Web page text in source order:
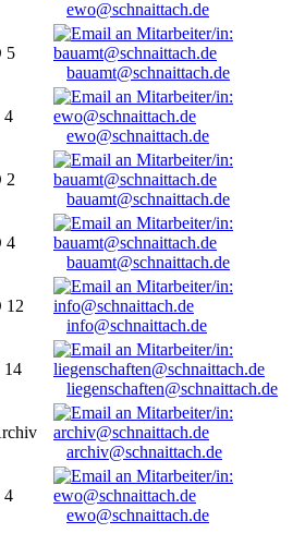
ewo@schnaittach.de
5
bauamt@schnaittach.de
4
ewo@schnaittach.de
2
bauamt@schnaittach.de
4
bauamt@schnaittach.de
12
info@schnaittach.de
14
liegenschaften@schnaittach.de
archiv@schnaittach.de
4
ewo@schnaittach.de